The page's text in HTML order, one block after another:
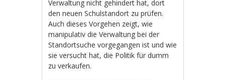
Verwaltung nicht gehindert hat, dort
den neuen Schulstandort zu prüfen.
Auch dieses Vorgehen zeigt, wie
manipulativ die Verwaltung bei der
Standortsuche vorgegangen ist und wie
sie versucht hat, die Politik für dumm
zu verkaufen.